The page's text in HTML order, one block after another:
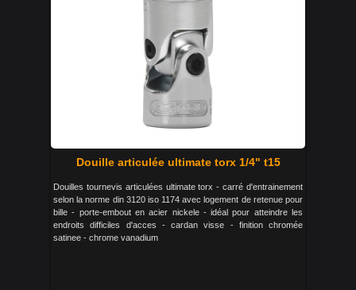
Douille articulée ultimate torx 1/4" t15
Douilles tournevis articulées ultimate torx - carré d'entrainement
selon la norme din 3120 iso 1174 avec logement de retenue pour
bille - porte-embout en acier nickele - idéal pour atteindre les
endroits difficiles d'acces - cardan visse - finition chromée
satinee - chrome vanadium